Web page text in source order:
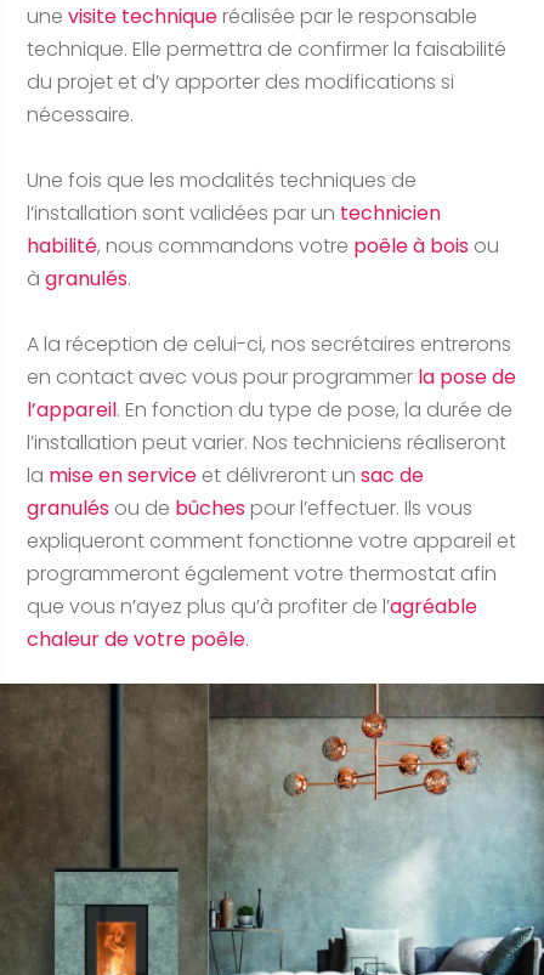
unevisite technique réalisée par le responsable
technique. Elle permettra de confirmer la faisabilité
du projet et d’y apporter des modifications si
nécessaire.
Une fois que les modalités techniques de
l’installation sont validées par un technicien
habilité, nous commandons votre poêle à bois ou
àgranulés.
A la réception de celui-ci, nos secrétaires entrerons
en contact avec vous pour programmer la pose de
l’appareil. En fonction du type de pose, la durée de
l’installation peut varier. Nos techniciens réaliseront
la mise en service et délivreront unsac de
granulés ou de bûches pour l’effectuer. Ils vous
expliqueront comment fonctionne votre appareil et
programmeront également votre thermostat afin
que vous n’ayez plus qu’à profiter de l’agréable
chaleur de votre poêle.